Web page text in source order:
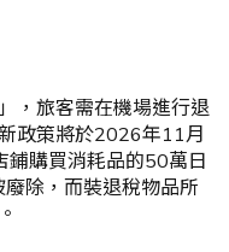
，旅客需在機場進行退
政策將於2026年11月
鋪購買消耗品的50萬日
除，而裝退稅物品所